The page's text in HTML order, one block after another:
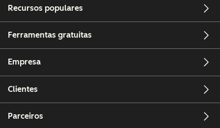
Recursos populares
Ferramentas gratuitas
Empresa
Clientes
Parceiros